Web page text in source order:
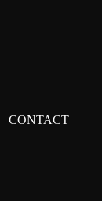
CONTACT